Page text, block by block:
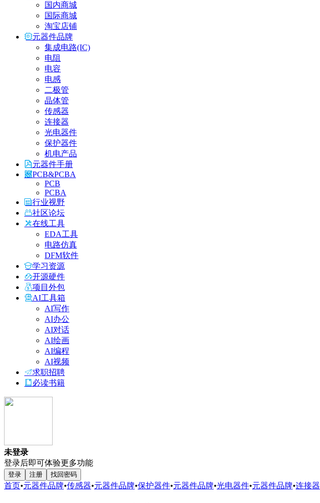
国内商城
国际商城
淘宝店铺
元器件品牌
集成电路(IC)
电阻
电容
电感
二极管
晶体管
传感器
连接器
光电器件
保护器件
机电产品
元器件手册
PCB&PCBA
PCB
PCBA
行业视野
社区论坛
在线工具
EDA工具
电路仿真
DFM软件
学习资源
开源硬件
项目外包
AI工具箱
AI写作
AI办公
AI对话
AI绘画
AI编程
AI视频
求职招聘
必读书籍
未登录
登录后即可体验更多功能
登录 注册 找回密码
首页•元器件品牌•传感器•元器件品牌•保护器件•元器件品牌•光电器件•元器件品牌•连接器